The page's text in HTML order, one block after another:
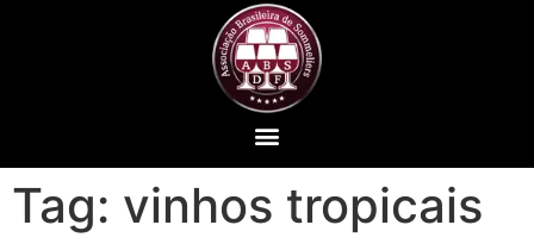
Tag: vinhos tropicais